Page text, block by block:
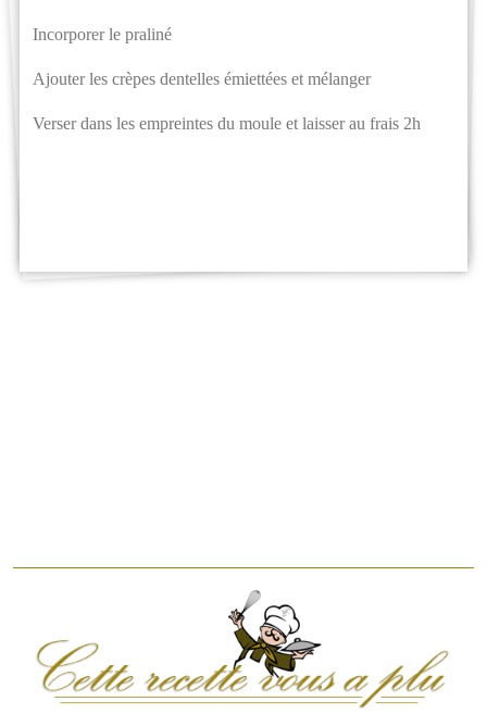
Incorporer le praliné
Ajouter les crèpes dentelles émiettées et mélanger
Verser dans les empreintes du moule et laisser au frais 2h